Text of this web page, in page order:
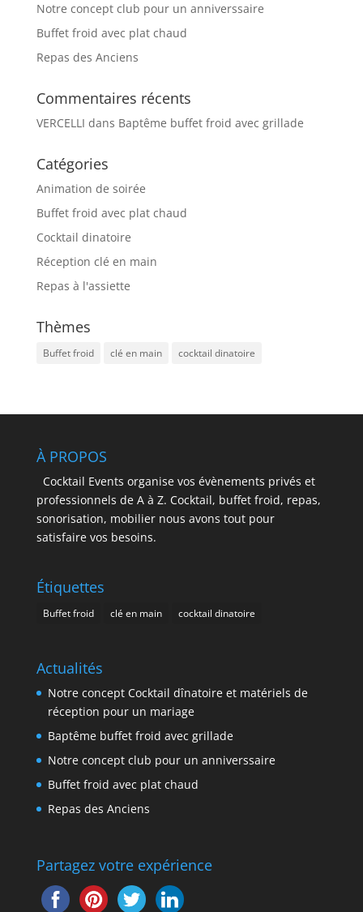
Notre concept club pour un anniverssaire
Buffet froid avec plat chaud
Repas des Anciens
Commentaires récents
VERCELLI dans Baptême buffet froid avec grillade
Catégories
Animation de soirée
Buffet froid avec plat chaud
Cocktail dinatoire
Réception clé en main
Repas à l'assiette
Thèmes
Buffet froid clé en main cocktail dinatoire
À PROPOS
Cocktail Events organise vos évènements privés et
professionnels de A à Z. Cocktail, buffet froid, repas,
sonorisation, mobilier nous avons tout pour
satisfaire vos besoins.
Étiquettes
Buffet froid clé en main cocktail dinatoire
Actualités
Notre concept Cocktail dînatoire et matériels de
réception pour un mariage
Baptême buffet froid avec grillade
Notre concept club pour un anniverssaire
Buffet froid avec plat chaud
Repas des Anciens
Partagez votre expérience